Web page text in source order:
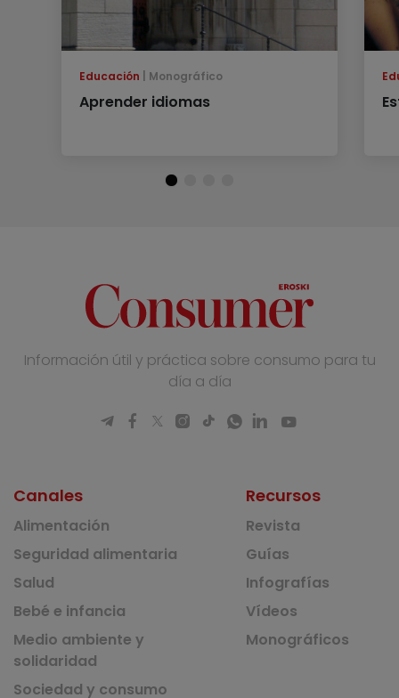
Educación Monográfico
Aprender idiomas
Información útil y práctica sobre consumo para tu
día a día
Canales
Alimentación
Seguridad alimentaria
Salud
Bebé e infancia
Medio ambiente y
solidaridad
Sociedad y consumo
Recursos
Revista
Guías
Infografías
Vídeos
Monográficos